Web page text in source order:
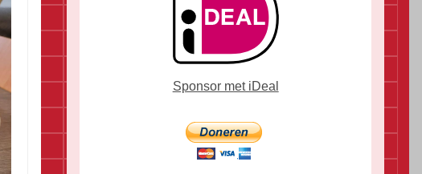
Sponsor met iDeal